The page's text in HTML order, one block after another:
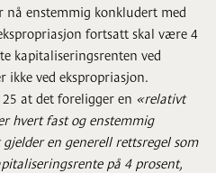
enstemmig konkludert med
fortsatt skal være 4
kapitaliseringsrenten ved
ikke ved ekspropriasjon.
at det foreligger en «relativt
hvert fast og enstemmig
en generell rettsregel som
på 4 prosent,